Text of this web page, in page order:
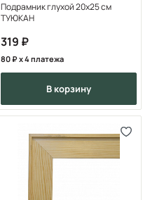
Подрамник глухой 20х25 см
ТУЮКАН
319
80 x 4 платежа
в корзину